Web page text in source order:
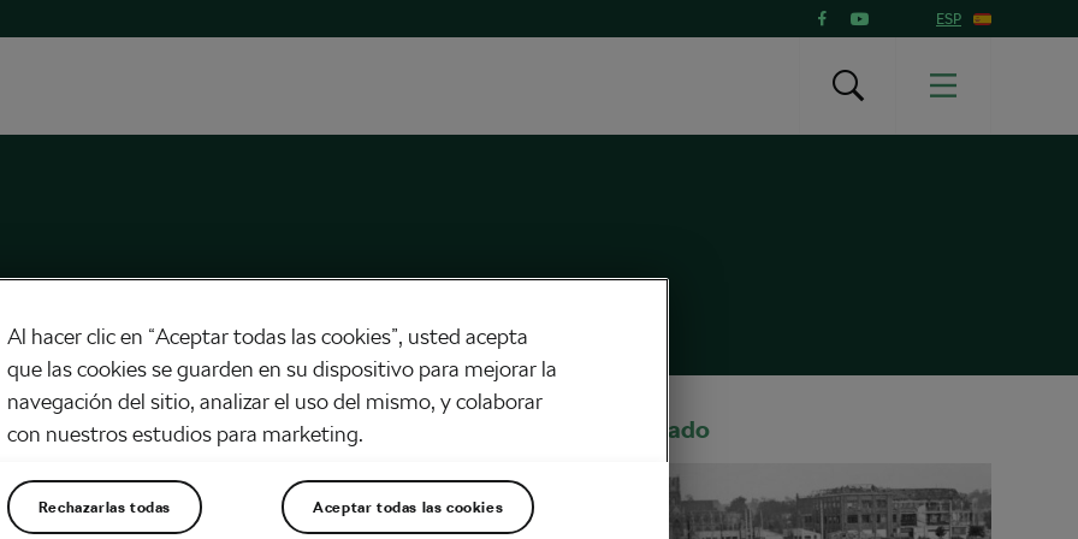
ESP
de Ultrafondo. Cuando con unos
no vale
26, 2018en10:24 am
Recomendado
Al hacer clic en “Aceptar todas las cookies”, usted acepta
que las cookies se guarden en su dispositivo para mejorar la
navegación del sitio, analizar el uso del mismo, y colaborar
con nuestros estudios para marketing.
Rechazarlas todas Aceptar todas las cookies